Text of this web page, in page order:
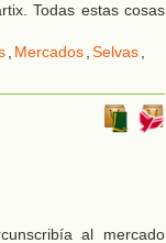
Todas estas cosas
, Mercados,Selvas,
al mercado